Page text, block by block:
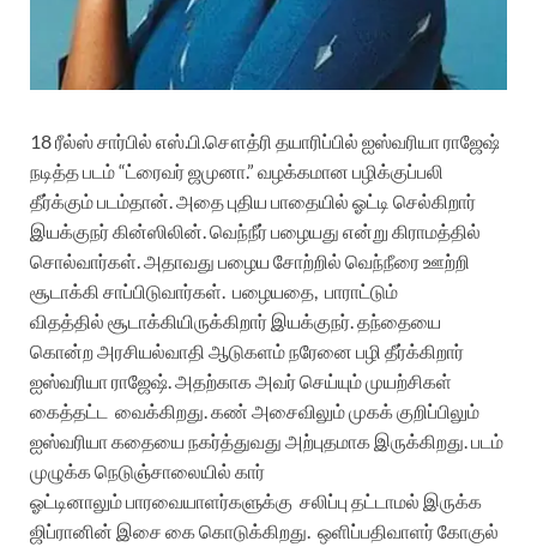
18ரீல்ஸ்சார்பில் எஸ்பி சௌத்ரி தயாரிப்பில் ஐஸ்வரியா ராஜேஷ்
நடித்த படம் “ட்ரைவர் ஜமுனா.” வழக்கமான பழிக்குப்பலி
தீர்க்கும் படம்தான். அதை புதிய பாதையில் ஓட்டி செல்கிறார்
இயக்குநர் கின்ஸிலின். வெந்நீர் பழையது என்று கிராமத்தில்
சொல்வார்கள். அதாவது பழைய சோற்றில் வெந்நீரை ஊற்றி
சூடாக்கி சாப்பிடுவார்கள். பழையதை, பாராட்டும்
விதத்தில் சூடாக்கியிருக்கிறார் இயக்குநர். தந்தையை
கொன்ற அரசியல்வாதி ஆடுகளம் நரேனை பழி தீர்க்கிறார்
ஐஸ்வரியா ராஜேஷ். அதற்காக அவர் செய்யும் முயற்சிகள்
கைத்தட்ட வைக்கிறது. கண் அசைவிலும் முகக் குறிப்பிலும்
ஐஸ்வரியா கதையை நகர்த்துவது அற்புதமாக இருக்கிறது. படம்
முழுக்க நெடுஞ்சாலையில் கார்
ஓட்டினாலும்பாரவையாளர்களுக்கு சலிப்பு தட்டாமல் இருக்க
ஜிப்ரானின் இசை கை கொடுக்கிறது. ஒளிப்பதிவாளர் கோகுல்